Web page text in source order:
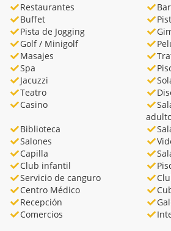
Restaurantes
Buffet
Pista de Jogging
Golf / Minigolf
Masajes
Spa
Jacuzzi
Teatro
Casino
Biblioteca
Salones
Capilla
Club infantil
Servicio de canguro
Centro Médico
Recepción
Comercios